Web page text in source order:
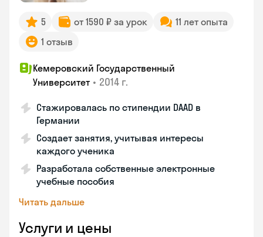
5 от 1590 ₽ за урок
11 лет опыта
1 отзыв
Кемеровский Государственный
Университет • 2014 г.
Стажировалась по стипендии DAAD в
Германии
Создает занятия, учитывая интересы
каждого ученика
Разработала собственные электронные
учебные пособия
Читать дальше
Услуги и цены